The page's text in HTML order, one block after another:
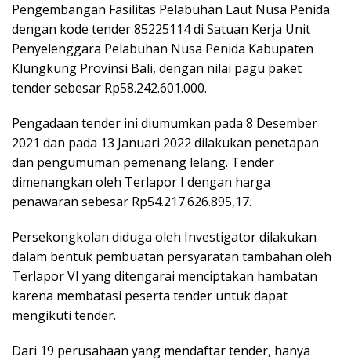
Pengembangan Fasilitas Pelabuhan Laut Nusa Penida
dengan kode tender 85225114 di Satuan Kerja Unit
Penyelenggara Pelabuhan Nusa Penida Kabupaten
Klungkung Provinsi Bali, dengan nilai pagu paket
tender sebesar Rp58.242.601.000.
Pengadaan tender ini diumumkan pada 8 Desember
2021 dan pada 13 Januari 2022 dilakukan penetapan
dan pengumuman pemenang lelang. Tender
dimenangkan oleh Terlapor I dengan harga
penawaran sebesar Rp54.217.626.895,17.
Persekongkolan diduga oleh Investigator dilakukan
dalam bentuk pembuatan persyaratan tambahan oleh
Terlapor VI yang ditengarai menciptakan hambatan
karena membatasi peserta tender untuk dapat
mengikuti tender.
Dari 19 perusahaan yang mendaftar tender, hanya